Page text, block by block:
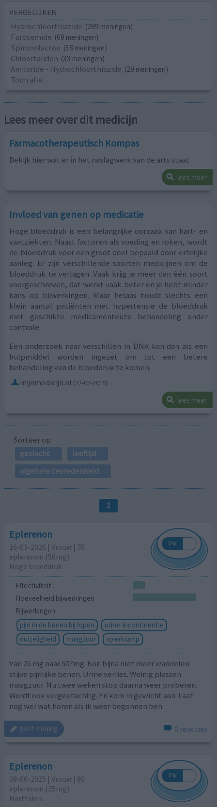
VERGELIJKEN
Hydrochloorthiazide (289 meningen)
Furosemide (69 meningen)
Spironolacton (58 meningen)
Chloortalidon (33 meningen)
Amiloride - Hydrochloorthiazide (29 meningen)
Toon alle...
Lees meer over dit medicijn
Farmacotherapeutisch Kompas
Bekijk hier wat er in het naslagwerk van de arts staat
lees meer
Invloed van genen op medicatie
Hoge bloeddruk is een belangrijke oorzaak van hart- en
vaatziekten. Naast factoren als voeding en roken, wordt
de bloeddruk voor een groot deel bepaald door erfelijke
aanleg. Er zijn verschillende soorten medicijnen om de
bloeddruk te verlagen. Vaak krijg je meer dan één soort
voorgeschreven, dat werkt vaak beter en je hebt minder
kans op bijwerkingen. Maar helaas houdt slechts een
klein aantal patiënten met hypertensie de bloeddruk
met geschikte medicamenteuze behandeling onder
controle.
Een onderzoek naar verschillen in DNA kan dan als een
hulpmiddel worden ingezet om tot een betere
behandeling van de bloeddruk te komen.
mijnmedicijn.nl (22-07-2019)
lees meer
Sorteer op
geslacht
leeftijd
algehele tevredenheid
1
Eplerenon
16-03-2026 | Vrouw | 70
eplerenon (50mg)
Hoge bloeddruk
Effectiviteit
Hoeveelheid bijwerkingen
Bijwerkingen
pijn in de benen bij lopen
urine-incontinentie
duizeligheid
maagzuur spierkramp
Van 25 mg naar 50?mg. Kon bijna niet meer wandelen
stijve pijnlijke benen. Urine verlies. Weinig plassen
maagzuur. Nu twee weken stop daarna weer proberen.
Wordt ook vergeetachtig. En kom in gewicht aan. Laat
nog wel wat horen als ik weer begonnen ben.
geef mening 0 reacties
Eplerenon
08-06-2025 | Vrouw | 80
eplerenon (25mg)
Hartfalen